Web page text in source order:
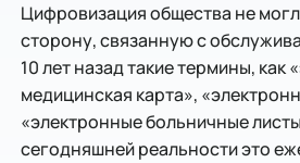
Цифровизация общества не
сторону, связанную с
10 лет назад такие термины, как
медицинская карта»,
«электронные больничные
сегодняшней реальности это